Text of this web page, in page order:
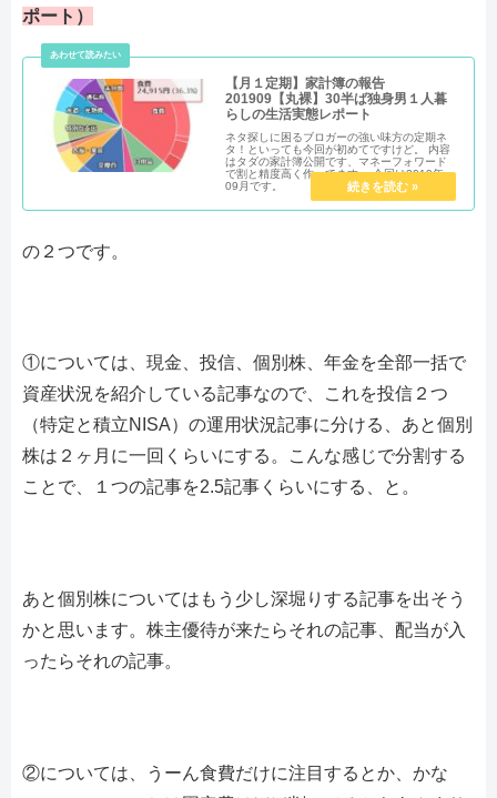
ポート）
【月１定期】家計簿の報告
201909【丸裸】30半ば独身男１人暮
らしの生活実態レポート
ネタ探しに困るブロガーの強い味方の定期ネ
タ！といっても今回が初めてですけど。 内容
はタダの家計簿公開です、マネーフォワード
で割と精度高く作ってます。 今回は2019年
09月です。
の２つです。
①については、現金、投信、個別株、年金を全部一括で
資産状況を紹介している記事なので、これを投信２つ
（特定と積立NISA）の運用状況記事に分ける、あと個別
株は２ヶ月に一回くらいにする。こんな感じで分割する
ことで、１つの記事を2.5記事くらいにする、と。
あと個別株についてはもう少し深堀りする記事を出そう
かと思います。株主優待が来たらそれの記事、配当が入
ったらそれの記事。
②については、うーん食費だけに注目するとか、かな